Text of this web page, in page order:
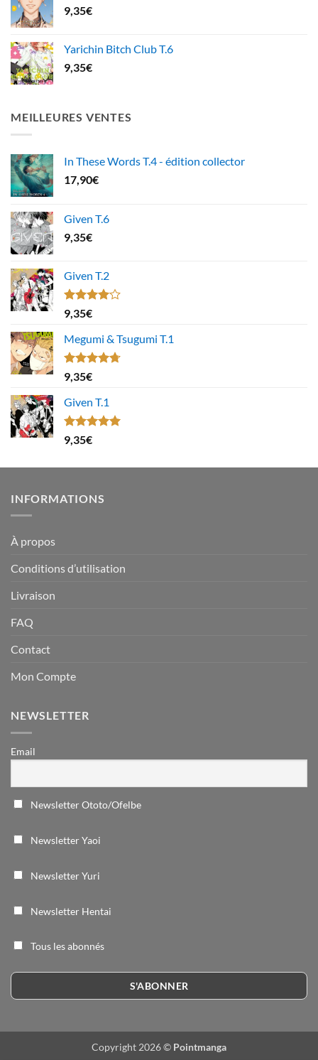
9,35€
Yarichin Bitch Club T.6
9,35€
MEILLEURES VENTES
In These Words T.4 - édition collector
17,90€
Given T.6
9,35€
Given T.2
Note
4.00
5
9,35€
Megumi & Tsugumi T.1
Note4.67
sur 5
9,35€
Given T.1
Note5.00
sur 5
9,35€
INFORMATIONS
À propos
Conditions d’utilisation
Livraison
FAQ
Contact
Mon Compte
NEWSLETTER
Email
Newsletter Ototo/Ofelbe
Newsletter Yaoi
Newsletter Yuri
Newsletter Hentai
Tous les abonnés
Copyright 2026 © Pointmanga